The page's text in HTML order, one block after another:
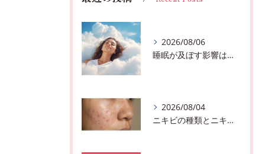
2026/08/06
睡眠が及ぼす影響は？千葉市おすすめメニュー全身リンパマッサージで全身スッキリ♪
2026/08/04
ニキビの種類とニキビを作らないスキンケア方法♪千葉市中央区フェイシャルエステサロン